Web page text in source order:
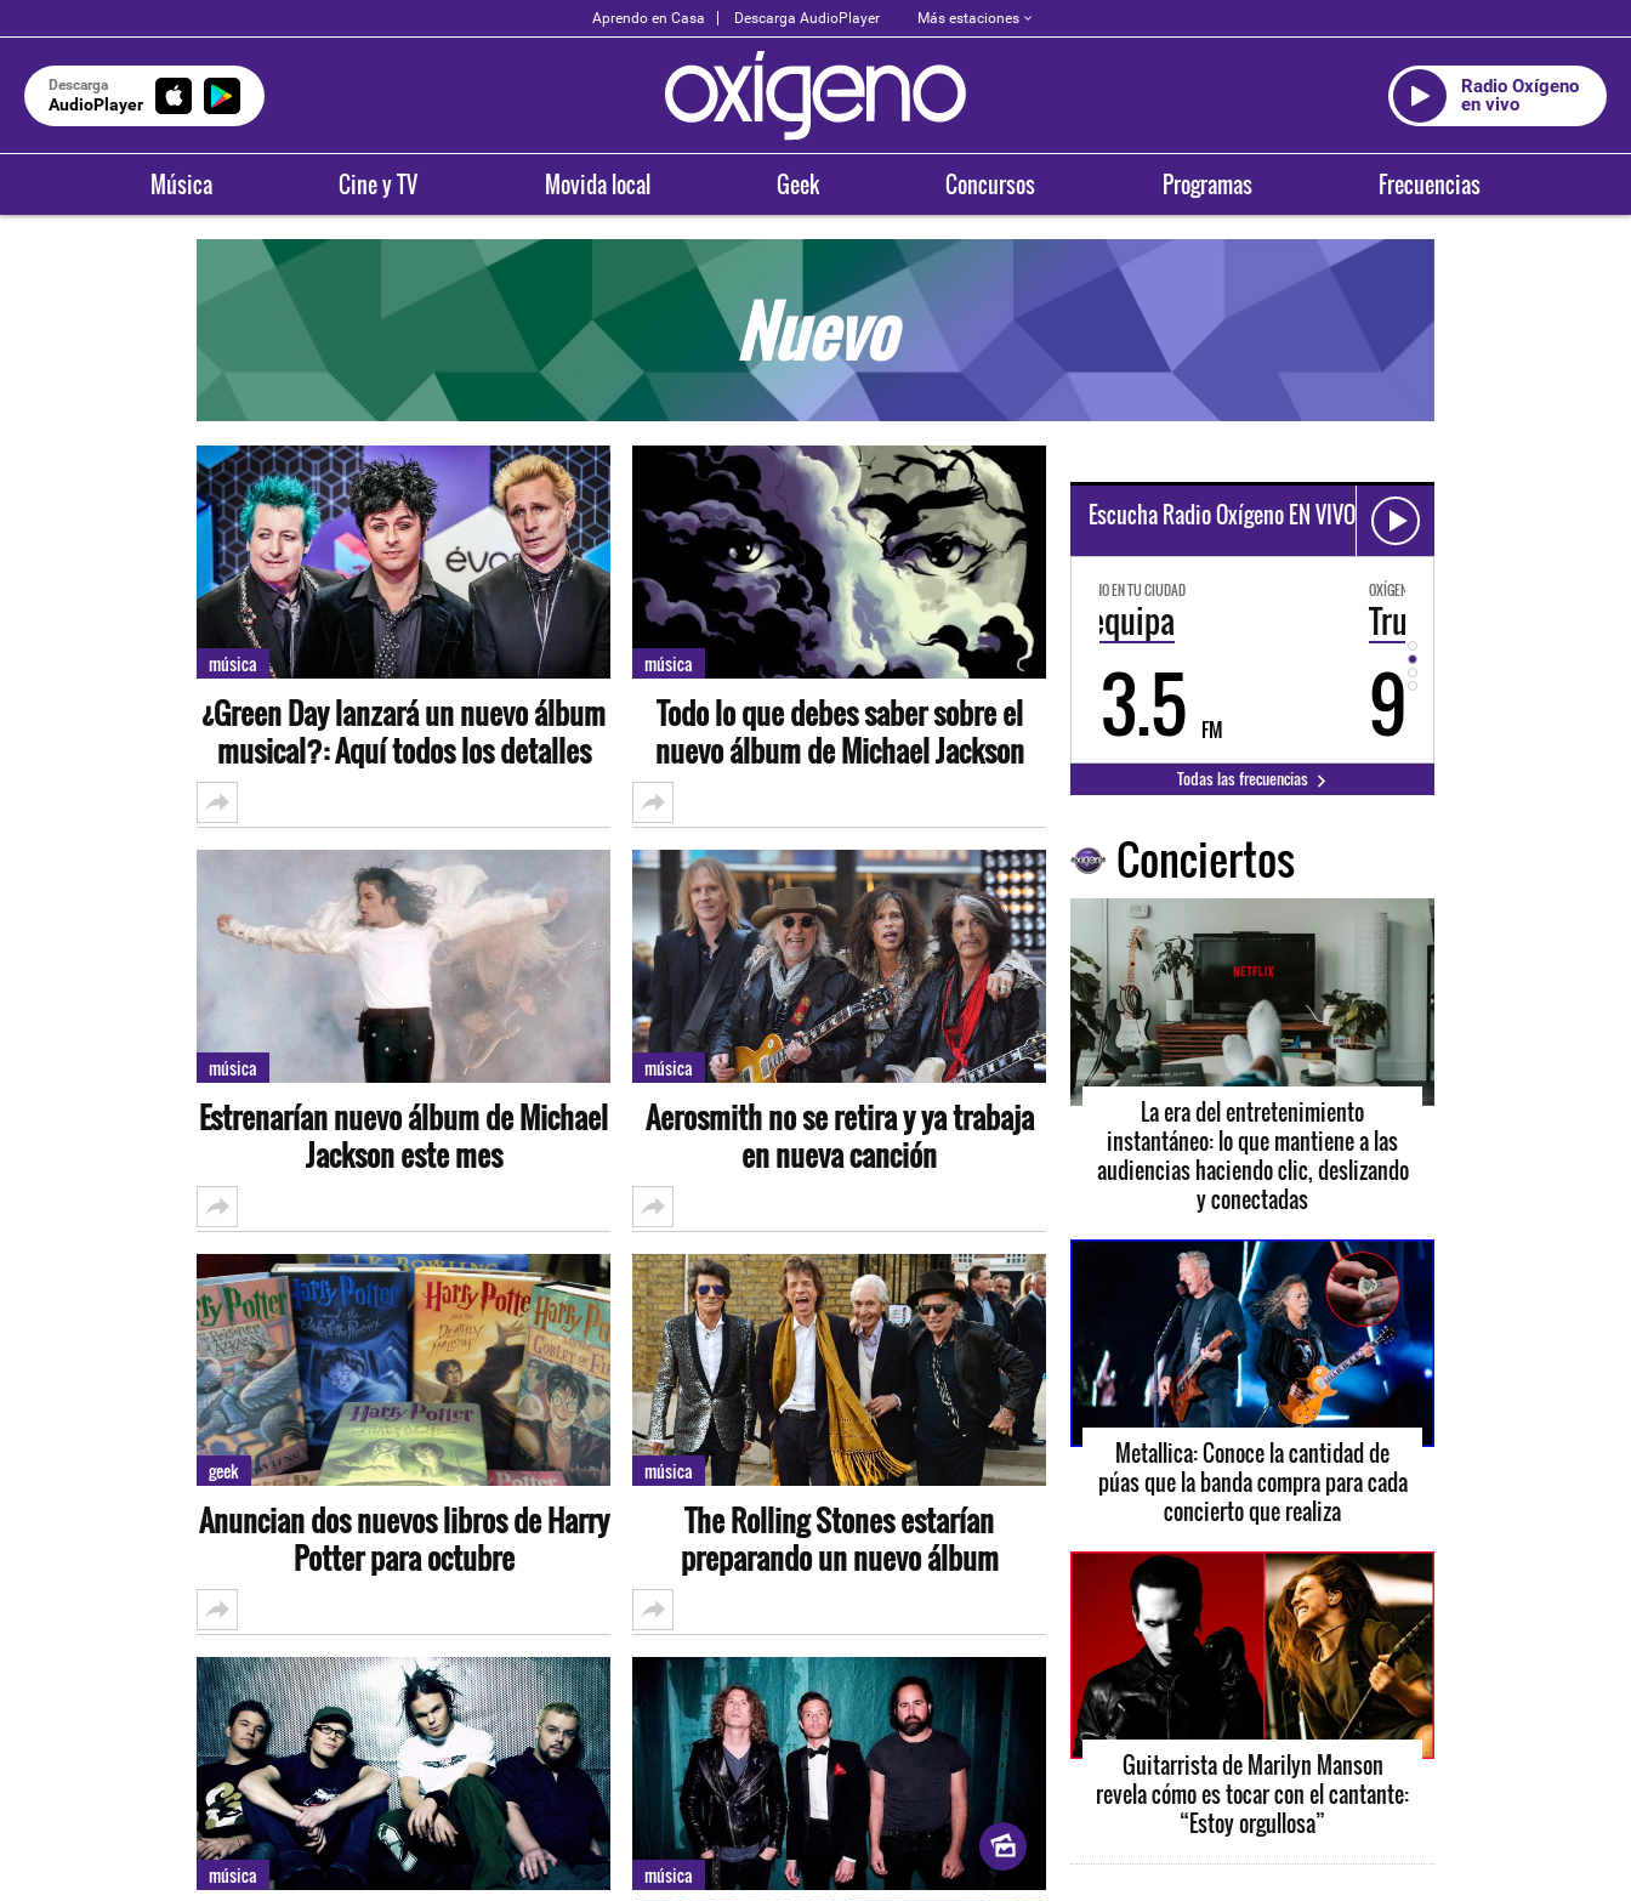
Aprendo en Casa Descarga AudioPlayer Más estaciones
Descarga
AudioPlayer
Radio Oxígeno
en vivo
Música Cine y TV Movida local Geek Concursos Programas Frecuencias
Nuevo
música
¿Green Day lanzará un nuevo álbum
musical?: Aquí todos los detalles
música
Estrenarían nuevo álbum de Michael
Jackson este mes
geek
Anuncian dos nuevos libros de Harry
Potter para octubre
música
música
Todo lo que debes saber sobre el
nuevo álbum de Michael Jackson
música
Aerosmith no se retira y ya trabaja
en nueva canción
música
The Rolling Stones estarían
preparando un nuevo álbum
música
Escucha Radio Oxígeno EN VIVO
OXÍGENO EN TU CIUDAD
Arequipa
93.5 FM
OXÍGENO EN TU CIUDAD
Trujillo
98.3 94.3
Todas las frecuencias
Conciertos
La era del entretenimiento
instantáneo: lo que mantiene a las
audiencias haciendo clic, deslizando
y conectadas
Metallica: Conoce la cantidad de
púas que la banda compra para cada
concierto que realiza
Guitarrista de Marilyn Manson
revela cómo es tocar con el cantante:
“Estoy orgullosa”